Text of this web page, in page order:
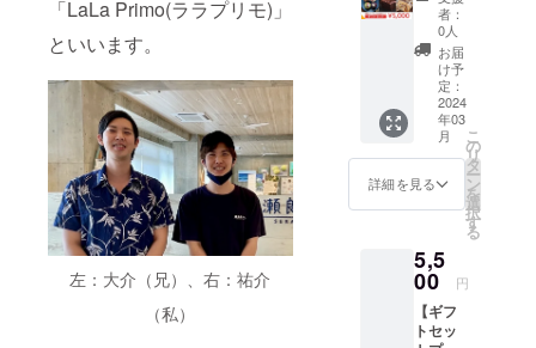
「LaLa Primo(ララプリモ)」
といいます。
左：大介（兄）、右：祐介
（私）
紛失等
の場
合、当
社はそ
の責を
負いま
せん。
※有効期
限（1
年）
2024/3/
28まで※
郵送で
のお届
けとな
りま
届けす
るのは
商品の
みとな
り、画
像はイ
メージ
です。
※原材料
及び添
お届け
商品の
ラベル
に表記
されま
LaLa
Primo
系列店
のス
イーツ
をお届
けいた
しま
す。 -果
報ガ
トー
ショコ
-美らマ
フィン
2個 -結
丸（ち
んすこ
者：
0人
お届
け予
定：
2024
年03
月
詳細を見る
こ
の
リ
タ
ー
ン
を
選
択
す
る
5,5
00 円
【ギフ
トセッ